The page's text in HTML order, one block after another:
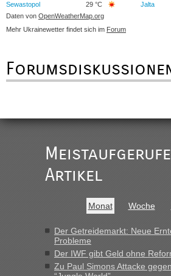
Sewastopol 29 °C Jalta
Daten von OpenWeatherMap.org
Mehr Ukrainewetter findet sich im Forum
Artikel
Monat Woche
Der Getreidemarkt: Neue
Probleme
Der IWF gibt Geld ohne
Zu Paul Simons Attacke